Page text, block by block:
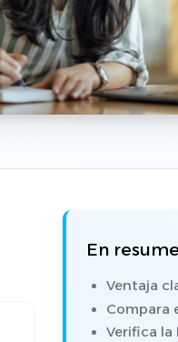
En
Ventaja
Compara
Verifica